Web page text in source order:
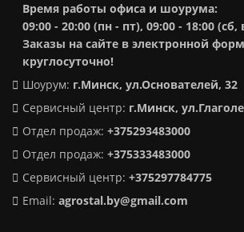
Время работы офиса и шоурума:
09:00 - 20:00 (пн - пт), 09:00 - 18:00 (сб,
Заказы на сайте в электронной
круглосуточно!
Шоурум: г.Минск, ул.Основателей, 32
Сервисный центр: г.Минск,
Отдел продаж: +375293483000
Отдел продаж: +375333483000
Сервисный центр: +375297784775
Email: agrostal.by@gmail.com